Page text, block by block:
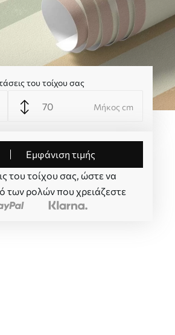
του τοίχου σας
Μήκος cm
Εμφάνιση τιμής
του τοίχου σας, ώστε να
των ρολών που χρειάζεστε